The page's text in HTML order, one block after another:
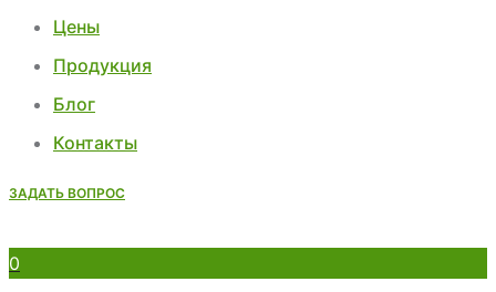
Цены
Продукция
Блог
Контакты
ЗАДАТЬ ВОПРОС
0